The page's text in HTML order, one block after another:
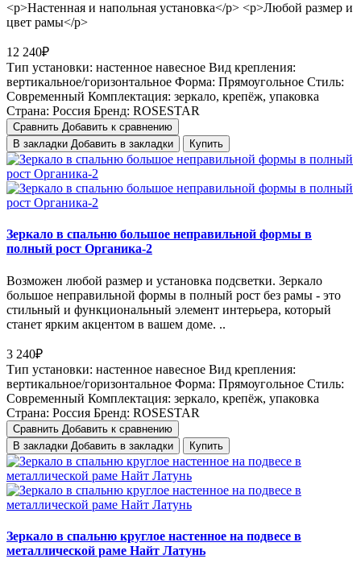
<p>Настенная и напольная установка</p> <p>Любой размер и
цвет рамы</p>
12 240₽
Тип установки: настенное навесное Вид крепления:
вертикальное/горизонтальное Форма: Прямоугольное Стиль:
Cовременный Комплектация: зеркало, крепёж, упаковка
Страна: Россия Бренд: ROSESTAR
Сравнить Добавить к сравнению
В закладки Добавить в закладки Купить
Зеркало в спальню большое неправильной формы в
полный рост Органика-2
Возможен любой размер и установка подсветки. Зеркало
большое неправильной формы в полный рост без рамы - это
стильный и функциональный элемент интерьера, который
станет ярким акцентом в вашем доме. ..
3 240₽
Тип установки: настенное навесное Вид крепления:
вертикальное/горизонтальное Форма: Прямоугольное Стиль:
Cовременный Комплектация: зеркало, крепёж, упаковка
Страна: Россия Бренд: ROSESTAR
Сравнить Добавить к сравнению
В закладки Добавить в закладки Купить
Зеркало в спальню круглое настенное на подвесе в
металлической раме Найт Латунь